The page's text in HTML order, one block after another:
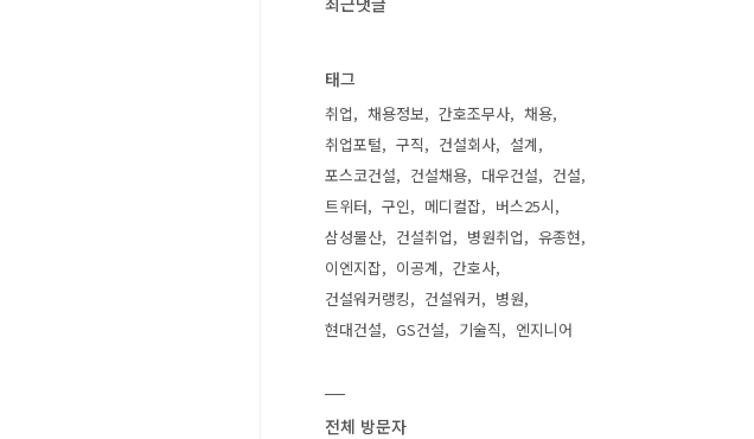
태그
취업 채용정보 간호조무사
채용
취업포털
구직 건설회사
설계
포스코건설
건설채용 대우건설
건설
트위터
구인 메디컬잡
버스25시
삼성물산
건설취업 병원취업
유종현
이엔지잡
이공계
간호사
건설워커랭킹
건설워커
병원
현대건설
GS건설 기술직 엔지니어
전체 방문자